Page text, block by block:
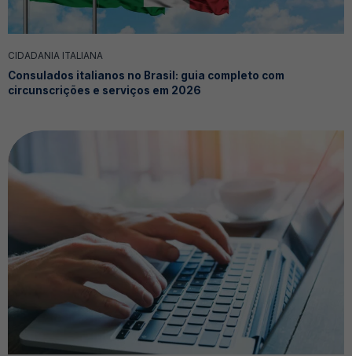
CIDADANIA ITALIANA
Consulados italianos no Brasil: guia completo com
circunscrições e serviços em 2026